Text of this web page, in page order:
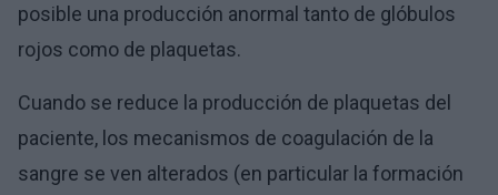
posible una producción anormal tanto de glóbulos
rojos como de plaquetas.
Cuando se reduce la producción de plaquetas del
paciente, los mecanismos de coagulación de la
sangre se ven alterados (en particular la formación